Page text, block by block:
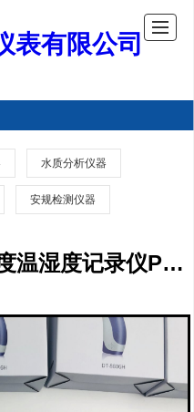
表有限公司
水质分析仪器
安规检测仪器
PK32B香港富贵高精度温湿度记录仪PK32B